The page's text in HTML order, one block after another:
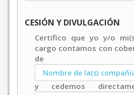
CESIÓN Y DIVULGACIÓN
Certifico que yo y/o
cargo contamos con
de
y cedemos